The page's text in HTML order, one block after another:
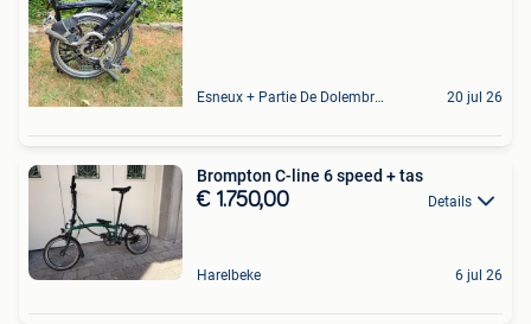
Esneux + Partie De Dolembreux 20 jul 26
Brompton C-line 6 speed + tas
€ 1.750,00 Details
Harelbeke 6 jul 26